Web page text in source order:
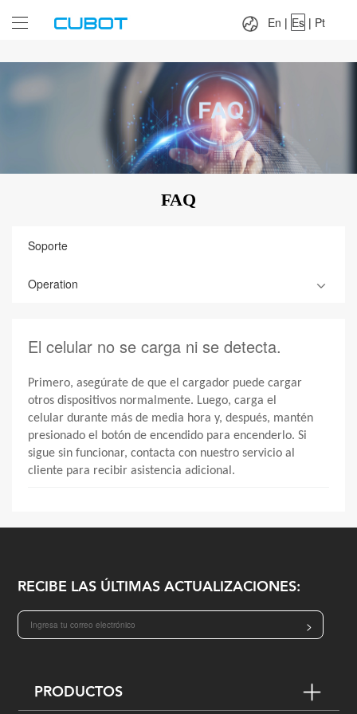
Pt
En | Es | Pt
FAQ
Soporte
Operation
El celular no se carga ni se detecta.
Primero, asegúrate de que el cargador puede cargar
otros dispositivos normalmente. Luego, carga el
celular durante más de media hora y, después, mantén
presionado el botón de encendido para encenderlo. Si
sigue sin funcionar, contacta con nuestro servicio al
cliente para recibir asistencia adicional.
RECIBE LAS ÚLTIMAS ACTUALIZACIONES:
>
PRODUCTOS